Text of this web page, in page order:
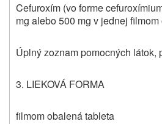
Cefuroxím (vo forme
mg alebo 500 mg v jednej
Úplný zoznam pomocných látok,
3. LIEKOVÁ FORMA
filmom obalená tableta